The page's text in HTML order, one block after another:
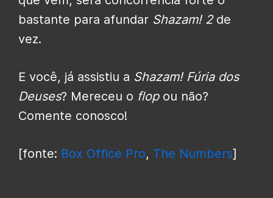
bastante para afundar Shazam! 2de
vez.
E você, já assistiu a Shazam! Fúria dos
Deuses? Mereceu o flopou não?
Comente conosco!
[fonte: Box Office Pro, The Numbers]